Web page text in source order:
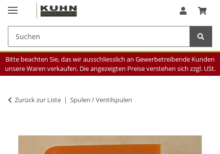
Bitte beachten Sie, das wir ausschliesslich an Gewerbetreibende Kunden
unsere Waren verkaufen. Die angezeigten Preise verstehen sich zzgl. USt.
Zurück zur Liste Spulen / Ventilspulen